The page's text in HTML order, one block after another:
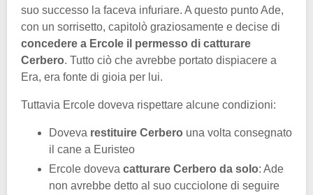
suo successo la faceva infuriare. A questo punto Ade,
con un sorrisetto, capitolò graziosamente e decise di
concedere a Ercole il permesso di catturare
Cerbero. Tutto ciò che avrebbe portato dispiacere a
Era, era fonte di gioia per lui.
Tuttavia Ercole doveva rispettare alcune condizioni:
Doveva restituire Cerbero una volta consegnato
il cane a Euristeo
Ercole doveva catturare Cerbero da solo: Ade
non avrebbe detto al suo cucciolone di seguire